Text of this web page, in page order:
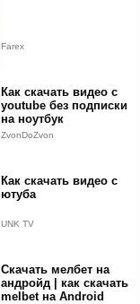
Farex
Как скачать видео с
youtube без подписки
на ноутбук
ZvonDoZvon
Как скачать видео с
ютуба
UNK TV
Скачать мелбет на
андройд | как скачать
melbet на Android